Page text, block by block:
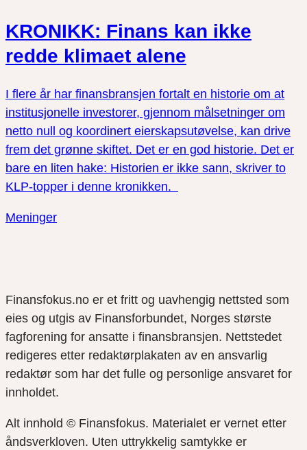
KRONIKK: Finans kan ikke
redde klimaet alene
I flere år har finansbransjen fortalt en historie om at
institusjonelle investorer, gjennom målsetninger om
netto null og koordinert eierskapsutøvelse, kan drive
frem det grønne skiftet. Det er en god historie. Det er
bare en liten hake: Historien er ikke sann, skriver to
KLP-topper i denne kronikken.
Meninger
Finansfokus.no er et fritt og uavhengig nettsted som
eies og utgis av Finansforbundet, Norges største
fagforening for ansatte i finansbransjen. Nettstedet
redigeres etter redaktørplakaten av en ansvarlig
redaktør som har det fulle og personlige ansvaret for
innholdet.
Alt innhold © Finansfokus. Materialet er vernet etter
åndsverkloven. Uten uttrykkelig samtykke er